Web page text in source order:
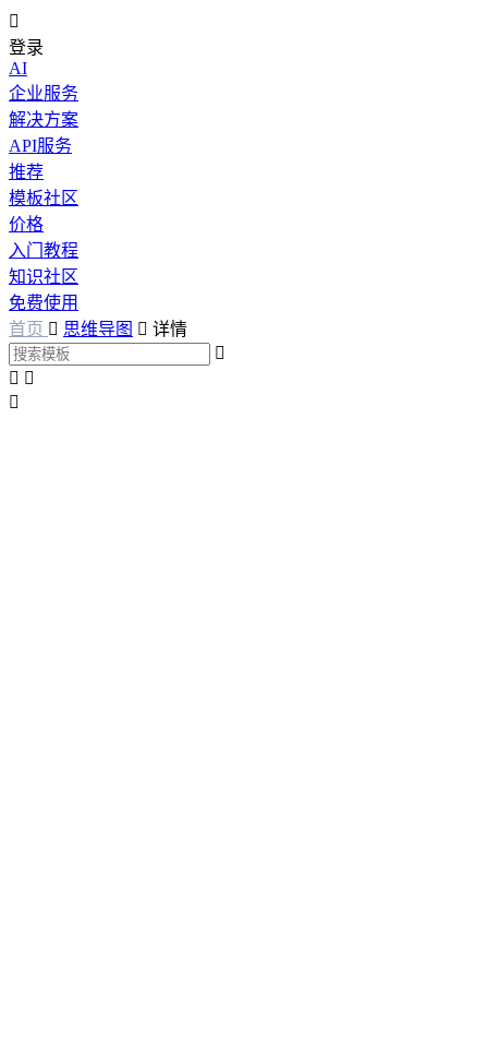

登录
AI
企业服务
解决方案
API服务
推荐
模板社区
价格
入门教程
知识社区
免费使用
首页  思维导图  详情

 
